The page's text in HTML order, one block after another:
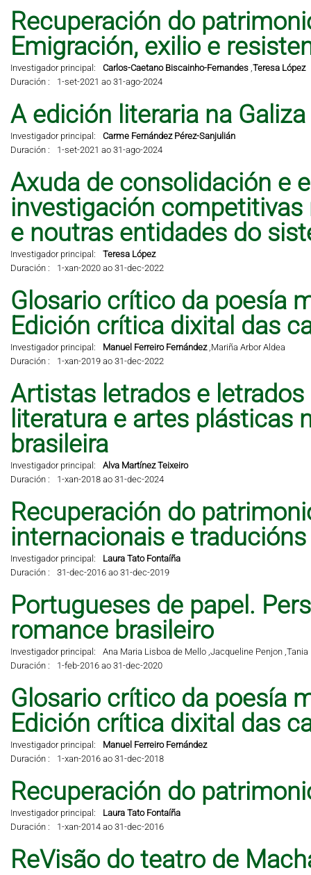
Recuperación do
Emigración, exilio e
Investigador principal: Carlos-Caetano Biscainho-Fernandes,Teresa López
Duración :
1-set-2021 ao 31-ago-2024
A edición literaria na
Investigador principal:
Carme Fernández Pérez-Sanjulián
Duración :
1-set-2021 ao 31-ago-2024
Axuda de consolidación e
investigación competitivas
e noutras entidades do
Investigador principal:
Teresa López
Duración :
1-xan-2020 ao 31-dec-2022
Glosario crítico da poesía
Edición crítica dixital das
Investigador principal: Manuel Ferreiro Fernández,Mariña Arbor Aldea
Duración :
1-xan-2019 ao 31-dec-2022
Artistas letrados e
literatura e artes plásticas
brasileira
Investigador principal:
Alva Martínez Teixeiro
Duración :
1-xan-2018 ao 31-dec-2024
Recuperación do
internacionais e traducións
Investigador principal:
Laura Tato Fontaíña
Duración :
31-dec-2016 ao 31-dec-2019
Portugueses de papel.
romance brasileiro
Investigador principal: Ana Maria Lisboa de Mello ,Jacqueline Penjon ,Tania
Duración :
1-feb-2016 ao 31-dec-2020
Glosario crítico da poesía
Edición crítica dixital das
Investigador principal:
Manuel Ferreiro Fernández
Duración :
1-xan-2016 ao 31-dec-2018
Recuperación do
Investigador principal:
Laura Tato Fontaíña
Duración :
1-xan-2014 ao 31-dec-2016
ReVisão do teatro de